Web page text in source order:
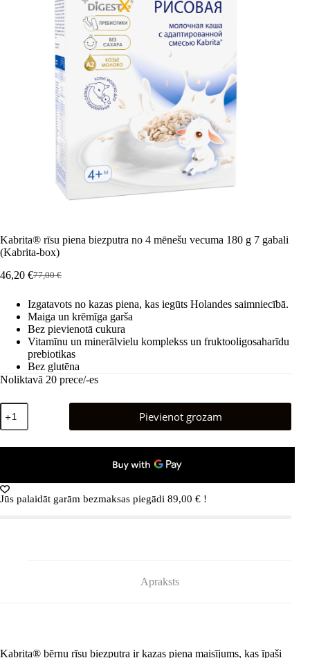
Kabrita® rīsu piena biezputra no 4 mēnešu vecuma 180 g 7 gabali
(Kabrita-box)
77,00€
Sākotnējā
bija:
77,00 €.
46,20 €Pašreizējā
ir:
46,20 €.
Izgatavots no kazas piena, kas iegūts Holandes saimniecībā.
Maiga un krēmīga garša
Bez pievienotā cukura
Vitamīnu un minerālvielu komplekss un fruktooligosaharīdu
prebiotikas
Bez glutēna
Noliktavā 20 prece/-es
Kabrita®
ryžių
pieno
180
g
Pievienot grozam
Jūs palaidāt garām bezmaksas piegādi 89,00 € !
Apraksts
Kabrita® bērnu rīsu biezputra ir kazas piena maisījums, kas īpaši